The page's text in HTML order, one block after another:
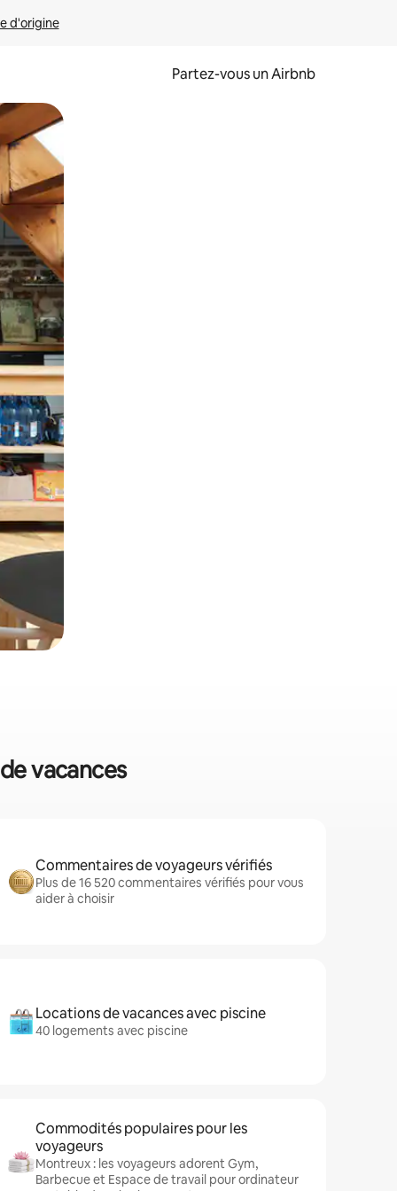
d'origine
Partez-vous un Airbnb
en les faisant glisser.
vacances
Commentaires de voyageurs vérifiés
Plus de 16 520 commentaires vérifiés pour vous
aider à choisir
Locations de vacances avec piscine
40 logements avec piscine
Commodités populaires pour les
voyageurs
Montreux : les voyageurs adorent Gym,
Barbecue et Espace de travail pour ordinateur